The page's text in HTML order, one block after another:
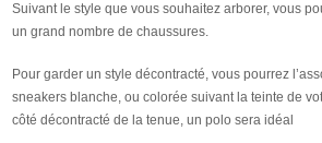
Suivant le style que vous souhaitez arborer, vous
un grand nombre de chaussures.
Pour garder un style décontracté, vous pourrez
sneakers blanche, ou colorée suivant la teinte de
côté décontracté de la tenue, un polo sera idéal